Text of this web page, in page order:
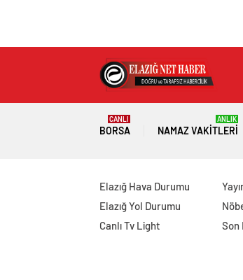
BORSA
CANLI
NAMAZ VAKITLERI
ANLIK
Elazığ Hava Durumu
Elazığ Yol Durumu
Canlı Tv Light
Son